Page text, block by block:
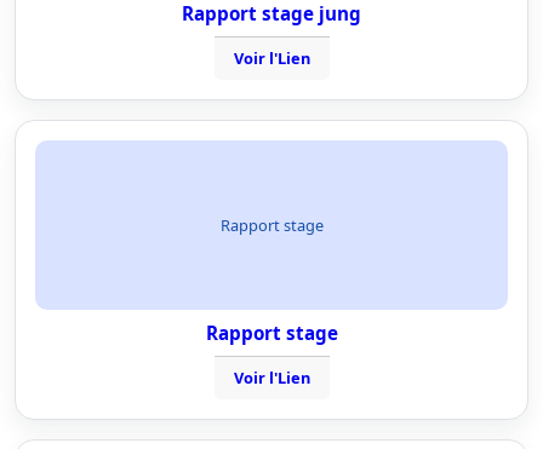
Rapport stage jung
Voir l'Lien
Rapport stage
Rapport stage
Voir l'Lien